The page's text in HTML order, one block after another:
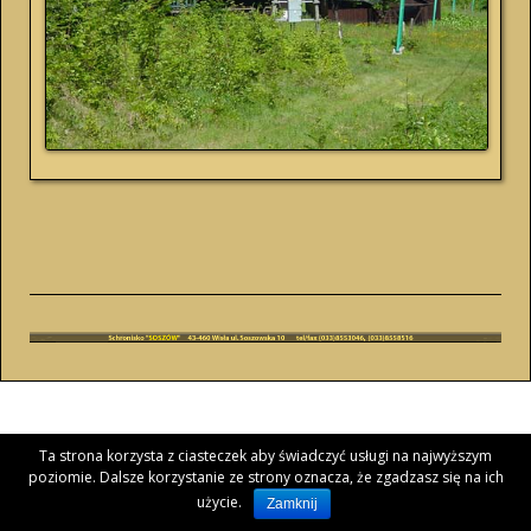
Ta strona korzysta z ciasteczek aby świadczyć usługi na najwyższym
poziomie. Dalsze korzystanie ze strony oznacza, że zgadzasz się na ich
użycie.
Zamknij